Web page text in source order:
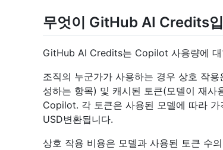
무엇이 GitHub AI Credits
GitHub AI Credits는 Copilot 사용량에
조직의 누군가가 사용하는 경우 상호 작
성하는 항목) 및 캐시된 토큰(모델이 재사
Copilot. 각 토큰은 사용된 모델에 따라
USD변환됩니다.
상호 작용 비용은 모델과 사용된 토큰 수